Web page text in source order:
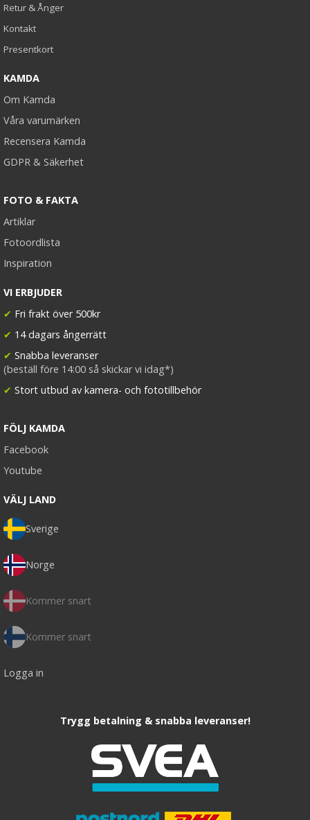
Retur & Ånger
Kontakt
Presentkort
KAMDA
Om Kamda
Våra varumärken
Recensera Kamda
GDPR & Säkerhet
FOTO & FAKTA
Artiklar
Fotoordlista
Inspiration
VI ERBJUDER
✔ Fri frakt över 500kr
✔ 14 dagars ångerrätt
✔ Snabba leveranser
(beställ före 14:00 så skickar vi idag*)
✔ Stort utbud av kamera- och fototillbehör
FÖLJ KAMDA
Facebook
Youtube
VÄLJ LAND
Sverige
Norge
Kommer snart
Kommer snart
Logga in
Trygg betalning & snabba leveranser!